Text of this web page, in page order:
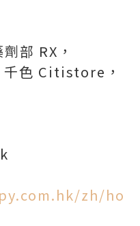
部 RX，
千色 Citistore，
zh/ho